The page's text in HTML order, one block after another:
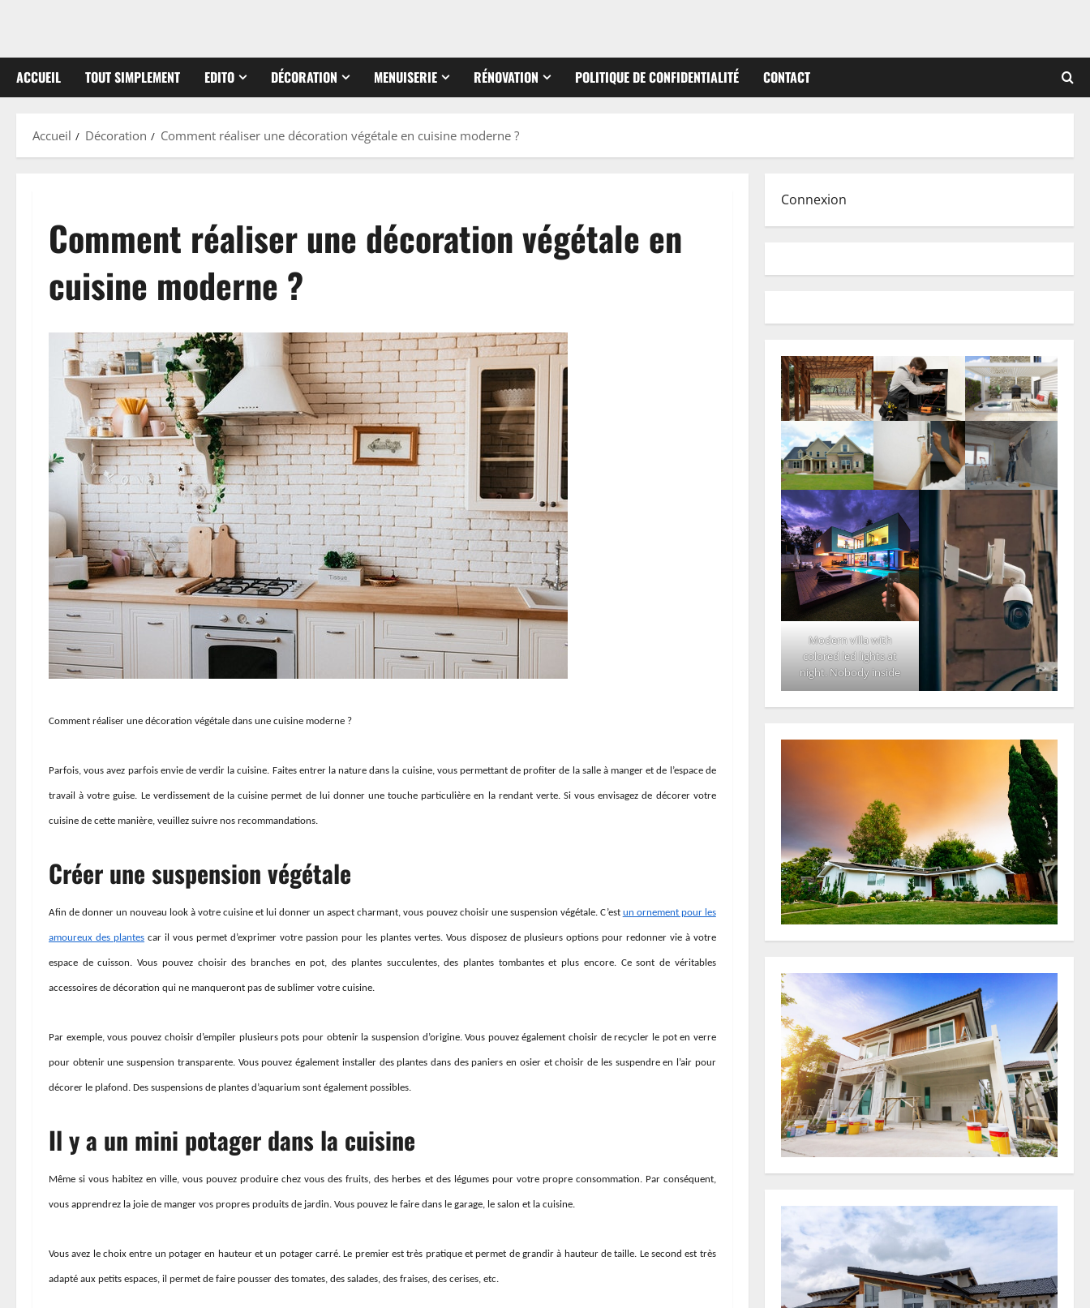
ACCUEIL TOUT SIMPLEMENT EDITO DÉCORATION MENUISERIE RÉNOVATION POLITIQUE DE CONFIDENTIALITÉ CONTACT
Accueil Décoration Comment réaliser une décoration végétale en cuisine moderne ?
Comment réaliser une décoration végétale en
cuisine moderne ?
Comment réaliser une décoration végétale dans une cuisine moderne ?
Parfois, vous avez parfois envie de verdir la cuisine. Faites entrer la nature dans la cuisine, vous permettant de profiter de la salle à manger et de l’espace de
travail à votre guise. Le verdissement de la cuisine permet de lui donner une touche particulière en la rendant verte. Si vous envisagez de décorer votre
cuisine de cette manière, veuillez suivre nos recommandations.
Créer une suspension végétale
Afin de donner un nouveau look à votre cuisine et lui donner un aspect charmant, vous pouvez choisir une suspension végétale. C’est un ornement pour les
amoureux des plantes car il vous permet d’exprimer votre passion pour les plantes vertes. Vous disposez de plusieurs options pour redonner vie à votre
espace de cuisson. Vous pouvez choisir des branches en pot, des plantes succulentes, des plantes tombantes et plus encore. Ce sont de véritables
accessoires de décoration qui ne manqueront pas de sublimer votre cuisine.
Par exemple, vous pouvez choisir d’empiler plusieurs pots pour obtenir la suspension d’origine. Vous pouvez également choisir de recycler le pot en verre
pour obtenir une suspension transparente. Vous pouvez également installer des plantes dans des paniers en osier et choisir de les suspendre en l’air pour
décorer le plafond. Des suspensions de plantes d’aquarium sont également possibles.
Il y a un mini potager dans la cuisine
Même si vous habitez en ville, vous pouvez produire chez vous des fruits, des herbes et des légumes pour votre propre consommation. Par conséquent,
vous apprendrez la joie de manger vos propres produits de jardin. Vous pouvez le faire dans le garage, le salon et la cuisine.
Vous avez le choix entre un potager en hauteur et un potager carré. Le premier est très pratique et permet de grandir à hauteur de taille. Le second est très
adapté aux petits espaces, il permet de faire pousser des tomates, des salades, des fraises, des cerises, etc.
Connexion
Modern villa with
colored led lights at
night. Nobody inside